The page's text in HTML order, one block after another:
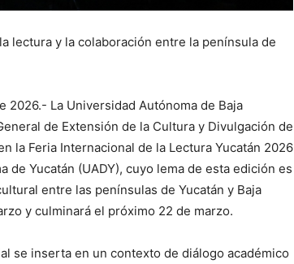
lectura y la colaboración entre la península de
2026.- La Universidad Autónoma de Baja
de Extensión de la Cultura y Divulgación de
la Feria Internacional de la Lectura Yucatán 2026
de Yucatán (UADY), cuyo lema de esta edición es
entre las penínsulas de Yucatán y Baja
y culminará el próximo 22 de marzo.
se inserta en un contexto de diálogo académico